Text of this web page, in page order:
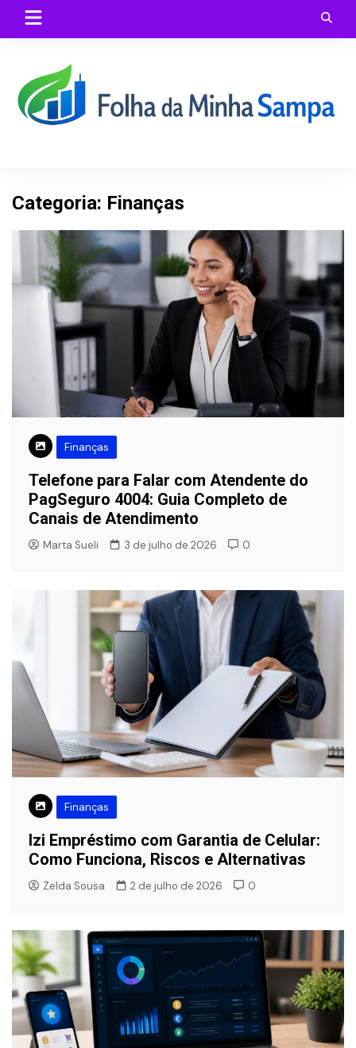
Categoria: Finanças
Finanças
Telefone para Falar com Atendente do
PagSeguro 4004: Guia Completo de
Canais de Atendimento
Marta Sueli 3 de julho de 2026 0
Finanças
Izi Empréstimo com Garantia de Celular:
Como Funciona, Riscos e Alternativas
Zelda Sousa 2 de julho de 2026 0